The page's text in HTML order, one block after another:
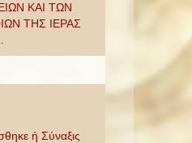
ΚΑΙ ΤΩΝ
ΤΗΣ ΙΕΡΑΣ
ἡ Σύναξις